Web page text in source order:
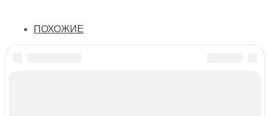
ПОХОЖИЕ